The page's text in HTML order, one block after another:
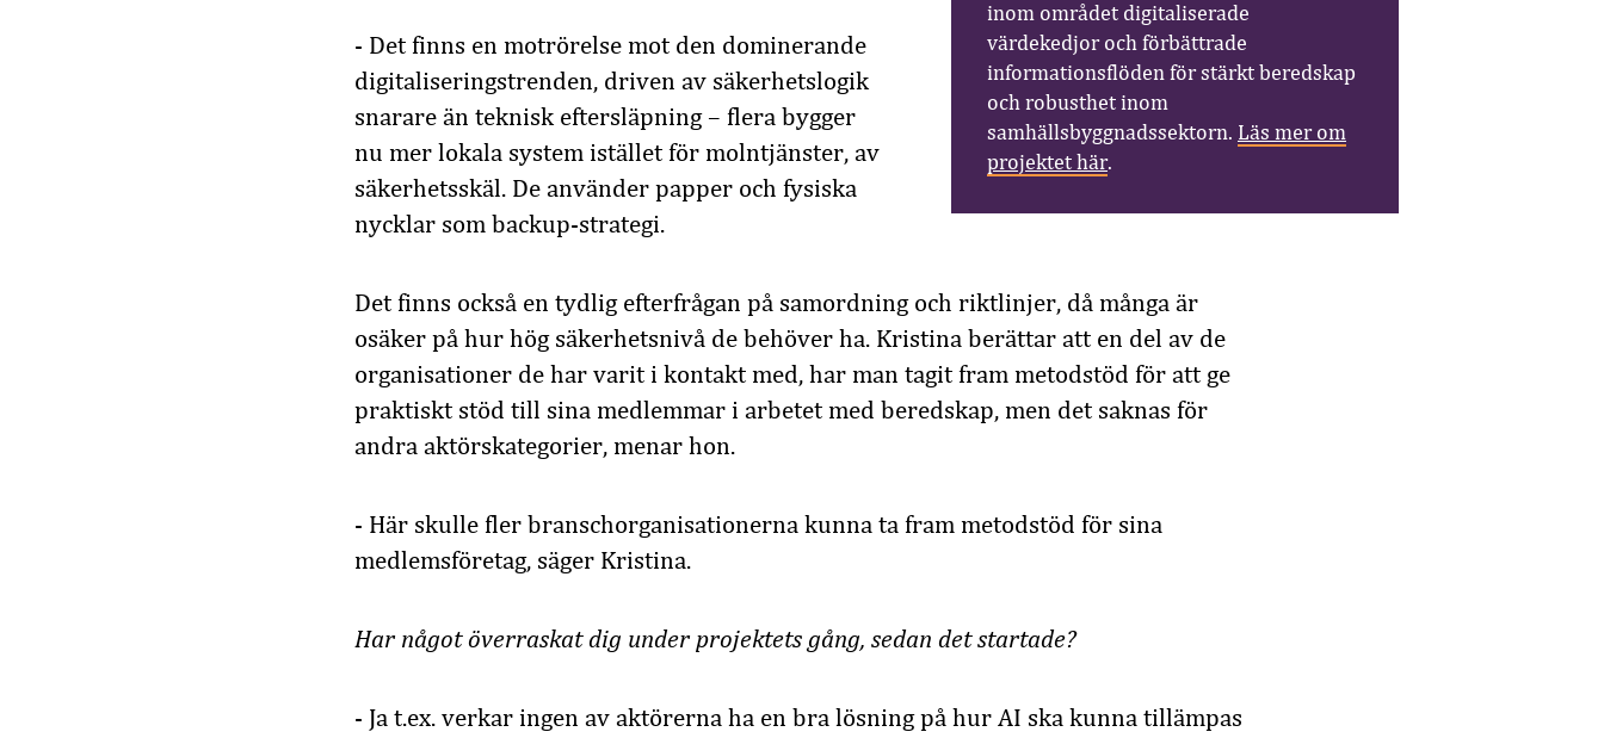
inom området digitaliserade
värdekedjor och förbättrade
informationsflöden för stärkt beredskap
och robusthet inom
samhällsbyggnadssektorn. Läs mer om
projektet här.
- Det finns en motrörelse mot den dominerande
digitaliseringstrenden, driven av säkerhetslogik
snarare än teknisk eftersläpning – flera bygger
nu mer lokala system istället för molntjänster, av
säkerhetsskäl. De använder papper och fysiska
nycklar som backup-strategi.
Det finns också en tydlig efterfrågan på samordning och riktlinjer, då många är
osäker på hur hög säkerhetsnivå de behöver ha. Kristina berättar att en del av de
organisationer de har varit i kontakt med, har man tagit fram metodstöd för att ge
praktiskt stöd till sina medlemmar i arbetet med beredskap, men det saknas för
andra aktörskategorier, menar hon.
- Här skulle fler branschorganisationerna kunna ta fram metodstöd för sina
medlemsföretag, säger Kristina.
Har något överraskat dig under projektets gång, sedan det startade?
- Ja t.ex. verkar ingen av aktörerna ha en bra lösning på hur AI ska kunna tillämpas